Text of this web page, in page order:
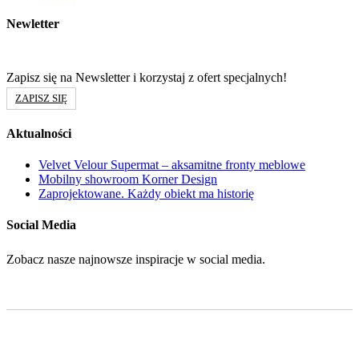
Newletter
Zapisz się na Newsletter i korzystaj z ofert specjalnych!
ZAPISZ SIĘ
Aktualności
Velvet Velour Supermat – aksamitne fronty meblowe
Mobilny showroom Korner Design
Zaprojektowane. Każdy obiekt ma historię
Social Media
Zobacz nasze najnowsze inspiracje w social media.